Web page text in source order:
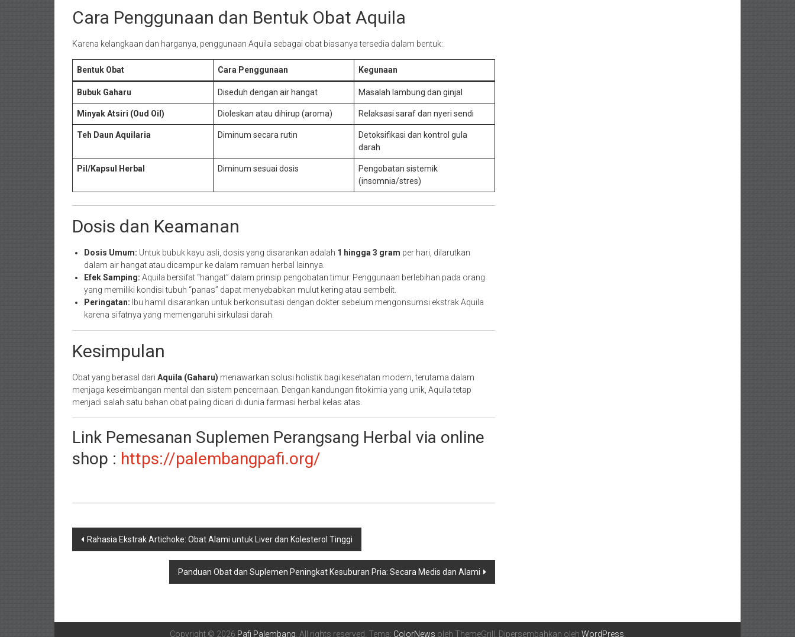
Cara Penggunaan dan Bentuk Obat Aquila
Karena kelangkaan dan harganya, penggunaan Aquila sebagai obat biasanya tersedia dalam bentuk:
Bentuk Obat Cara Penggunaan Kegunaan
Bubuk Gaharu Diseduh dengan air hangat Masalah lambung dan ginjal
Minyak Atsiri (Oud Oil) Dioleskan atau dihirup (aroma) Relaksasi saraf dan nyeri sendi
Teh Daun Aquilaria Diminum secara rutin
Detoksifikasi dan kontrol gula
darah
Pil/Kapsul Herbal Diminum sesuai dosis
Pengobatan sistemik
(insomnia/stres)
Dosis dan Keamanan
Dosis Umum: Untuk bubuk kayu asli, dosis yang disarankan adalah 1 hingga 3 gram per hari, dilarutkan
dalam air hangat atau dicampur ke dalam ramuan herbal lainnya.
Efek Samping: Aquila bersifat “hangat” dalam prinsip pengobatan timur. Penggunaan berlebihan pada orang
yang memiliki kondisi tubuh “panas” dapat menyebabkan mulut kering atau sembelit.
Peringatan: Ibu hamil disarankan untuk berkonsultasi dengan dokter sebelum mengonsumsi ekstrak Aquila
karena sifatnya yang memengaruhi sirkulasi darah.
Kesimpulan
Obat yang berasal dari Aquila (Gaharu) menawarkan solusi holistik bagi kesehatan modern, terutama dalam
menjaga keseimbangan mental dan sistem pencernaan. Dengan kandungan fitokimia yang unik, Aquila tetap
menjadi salah satu bahan obat paling dicari di dunia farmasi herbal kelas atas.
Link Pemesanan Suplemen Perangsang Herbal via online
shop : https://palembangpafi.org/
Navigasi
Rahasia Ekstrak Artichoke: Obat Alami untuk Liver dan Kolesterol Tinggi
Panduan Obat dan Suplemen Peningkat Kesuburan Pria: Secara Medis dan Alami
Copyright © 2026 Pafi Palembang . All rights reserved. Tema: ColorNews oleh ThemeGrill. Dipersembahkan oleh WordPress